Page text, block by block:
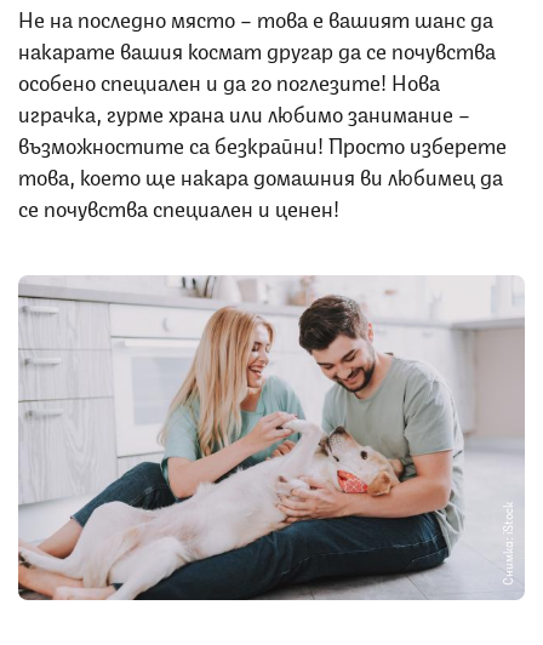
Не на последно място – това е вашият шанс да
накарате вашия космат другар да се почувства
особено специален и да го поглезите! Нова
играчка, гурме храна или любимо занимание –
възможностите са безкрайни! Просто изберете
това, което ще накара домашния ви любимец да
се почувства специален и ценен!
Снимка: iStock